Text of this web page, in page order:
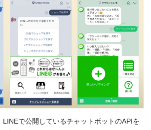
LINEで公開しているチャットボットのAPIを